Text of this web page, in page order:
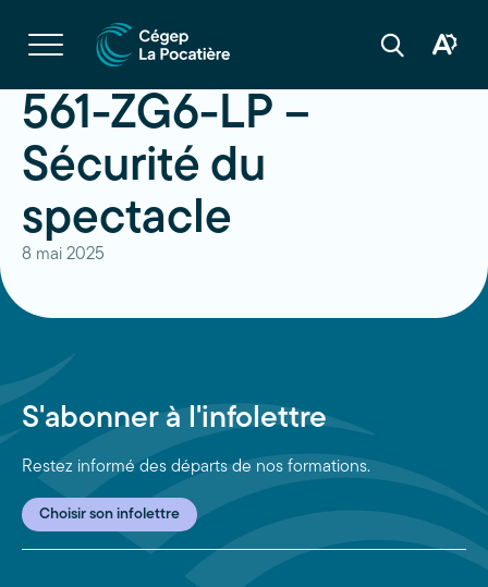
Ouvrir
la
navigation
site
Ouvrir
Ouvrir
561-ZG6-LP –
Sécurité du
spectacle
8 mai 2025
S'abonner à l'infolettre
Restez informé des départs de nos formations.
Choisir son infolettre